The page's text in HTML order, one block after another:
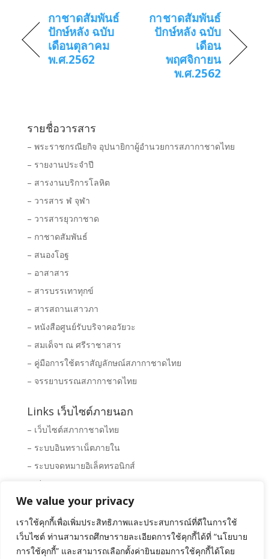
We value your privacy
เราใช้คุกกี้เพื่อเพิ่มประสิทธิภาพและประสบการณ์ที่ดีในการใช้
เว็บไซต์ ท่านสามารถศึกษารายละเอียดการใช้คุกกี้ได้ที่ “นโยบาย
การใช้คุกกี้” และสามารถเลือกตั้งค่ายินยอมการใช้คุกกี้ได้โดย
กาชาดสัมพันธ์
ปักษ์หลัง ฉบับ
เดือนตุลาคม
พ.ศ.2562
กาชาดสัมพันธ์
ปักษ์หลัง ฉบับ
เดือน
พฤศจิกายน
พ.ศ.2562
รายชื่อวารสาร
– พระราชกรณียกิจ อุปนายิกาผู้อำนวยการสภากาชาดไทย
– รายงานประจำปี
– สารงานบริการโลหิต
– วารสาร ฬ จุฬา
– วารสารยุวกาชาด
– กาชาดสัมพันธ์
– สนองโอฐ
– อาสาสาร
– สารบรรเทาทุกข์
– สารสถานเสาวภา
– หนังสือศูนย์รับบริจาคอวัยวะ
– สมเด็จฯ ณ ศรีราชาสาร
– คู่มือการใช้ตราสัญลักษณ์สภากาชาดไทย
– จรรยาบรรณสภากาชาดไทย
Links เว็บไซต์ภายนอก
– เว็บไซต์สภากาชาดไทย
– ระบบอินทราเน็ตภายใน
– ระบบจดหมายอิเล็คทรอนิกส์
– Clipping News
– ระบบจัดซื้อ – จัดจ้างสภากาชาดไทย
– พิพิธภัณฑ์สภากาชาดไทย